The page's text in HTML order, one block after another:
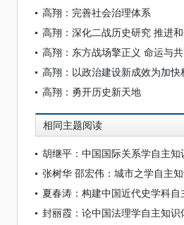
高翔：完善社会治理体系
高翔：勇开历史新天地
相同主题阅读